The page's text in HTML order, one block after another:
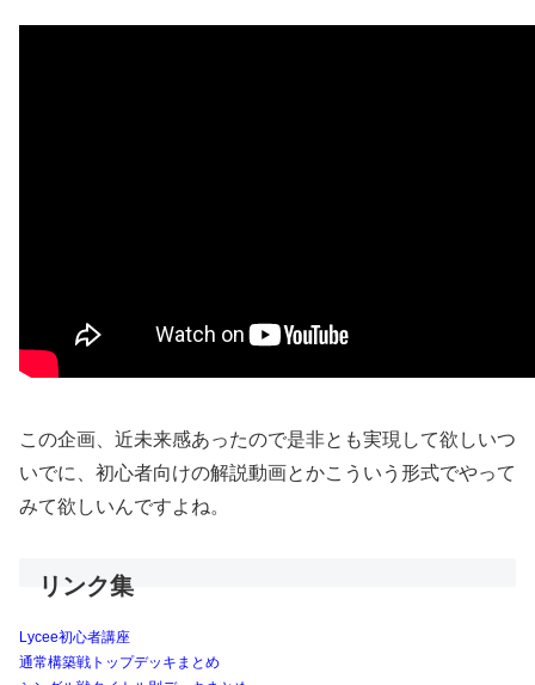
この企画、近未来感あったので是非とも実現して欲しいつ
いでに、初心者向けの解説動画とかこういう形式でやって
みて欲しいんですよね。
リンク集
Lycee初心者講座
通常構築戦トップデッキまとめ